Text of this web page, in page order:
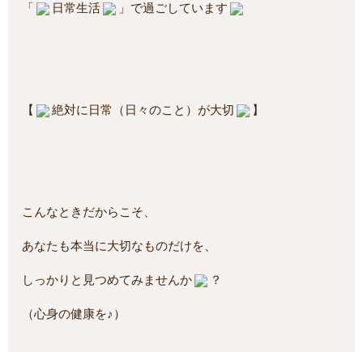
「 日常生活 」で過ごしています
【 絶対に日常（日々のこと）が大切 】
こんなときだからこそ、
あなたも本当に大切なものだけを、
しっかりと見つめてみませんか ？
（心身の健康を♪）